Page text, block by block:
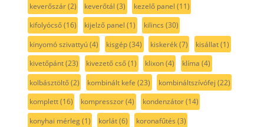
keverőszár(2) keverőtál (3) kezelő panel (11)
kifolyócső(16) kijelző panel (1) kilincs (30)
kinyomó szivattyú(4) kisgép(34) kiskerék(7) kisállat(1)
kivetőpánt(23) kivezető cső(1) klixon(4) klíma (4)
kolbásztöltő(2) kombinált kefe (23) kombináltszívófej (22)
komplett(16) kompresszor(4) kondenzátor(14)
konyhai mérleg(1) korlát(6) koronafűtés (3)